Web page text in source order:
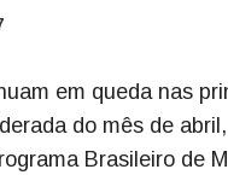
em queda nas
do mês de
Brasileiro de